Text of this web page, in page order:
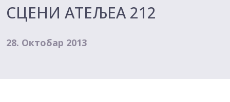
СЦЕНИ АТЕЉЕА 212
28. Октобар 2013